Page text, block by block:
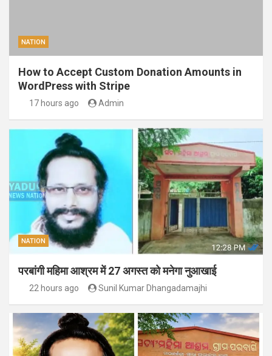
NATION
How to Accept Custom Donation Amounts in
WordPress with Stripe
17 hours ago Admin
NATION
परबांगी महिमा आश्रम में 27 अगस्त को मनेगा नुआखाई
22 hours ago Sunil Kumar Dhangadamajhi